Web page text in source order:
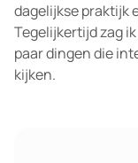
dagelijkse praktijk
Tegelijkertijd zag
paar dingen die
kijken.